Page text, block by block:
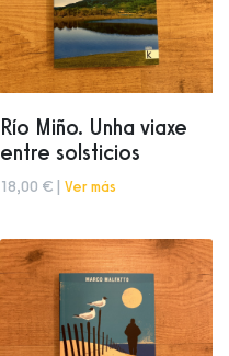
Río Miño. Unha viaxe
entre solsticios
18,00 € | Ver más